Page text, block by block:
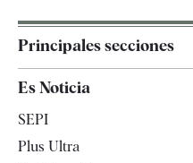
Principales secciones
España
Es Noticia
SEPI
Plus Ultra